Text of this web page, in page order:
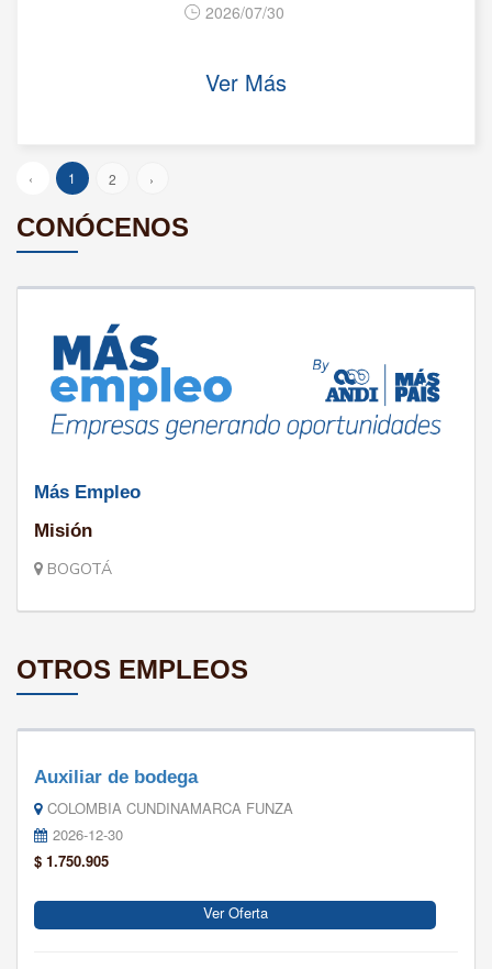
2026/07/30
Ver Más
‹ 1 2 ›
CONÓCENOS
Más Empleo
Misión
BOGOTÁ
OTROS EMPLEOS
Auxiliar de bodega
COLOMBIA CUNDINAMARCA FUNZA
2026-12-30
$ 1.750.905
Ver Oferta